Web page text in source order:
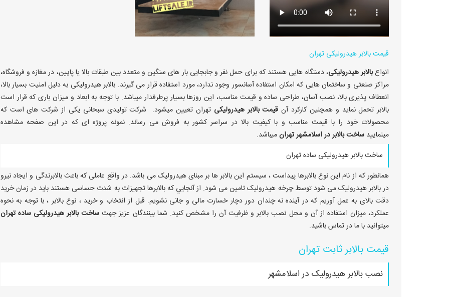
قیمت بالابر هیدرولیکی تهران
انواعبالابر هیدرولیکی، دستگاه هایی هستند که برای حمل نفر و جابجایی بار های سنگین و متعدد بین طبقات بالا یا پایین، در مغازه و فروشگاه،
مراکز صنعتی و ساختمان هایی که امکان استفاده آسانسور وجود ندارد، مورد استفاده قرار می گیرند. بالابر هیدرولیکی به دلیل امنیت بسیار بالا،
انعطاف پذیری بالا، نصب آسان، طراحی ساده و قیمت مناسب، این روزها بسیار پرطرفدار میباشد. با توجه به ابعاد و میزان باری که قرار است
بالابر تحمل نماید و همچنین کارکرد آن قیمت بالابر هیدرولیکی تهران تعیین میشود. شرکت تولیدی سبحانی یکی از شرکت های است که
محصولات خود را با قیمت مناسب و با کیفیت بالا در سراسر کشور به فروش می رساند. نمونه پروژه ای که در این صفحه مشاهده
مینمایید ساخت بالابر در اسلامشهر تهرانمیباشد.
ساخت بالابر هیدرولیکی ساده تهران
همانطور که از نام این نوع بالابرها پیداست ، سیستم این بالابر ها بر مبنای هیدرولیک می باشد. در واقع عاملی که باعث بالابرندگی و ایجاد نیرو
در بالابر هیدرولیک می شود توسط چرخه هیدرولیک تامین می شود. از آنجايي كه بالابرها تجهيزات به شدت حساسی هستند باید در زمان خرید
دقت بالای به عمل آوریم که در آینده نه چندان دور دچار خسارت مالی و جانی نشویم. قبل از انتخاب و خرید ، نوع بالابر ، با توجه به نحوه
عملکرد، میزان استفاده از آن و محل نصب بالابر و ظرفیت آن را مشخص کنید. شما بینندگان عزیز جهت ساخت بالابر هیدرولیکی ساده تهران
میتوانید با ما در تماس باشید.
قیمت بالابر ثابت تهران
نصب بالابر هیدرولیک در اسلامشهر